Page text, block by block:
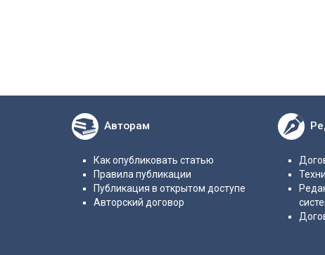
Авторам
Как опубликовать статью
Правила публикации
Публикация в открытом доступе
Авторский договор